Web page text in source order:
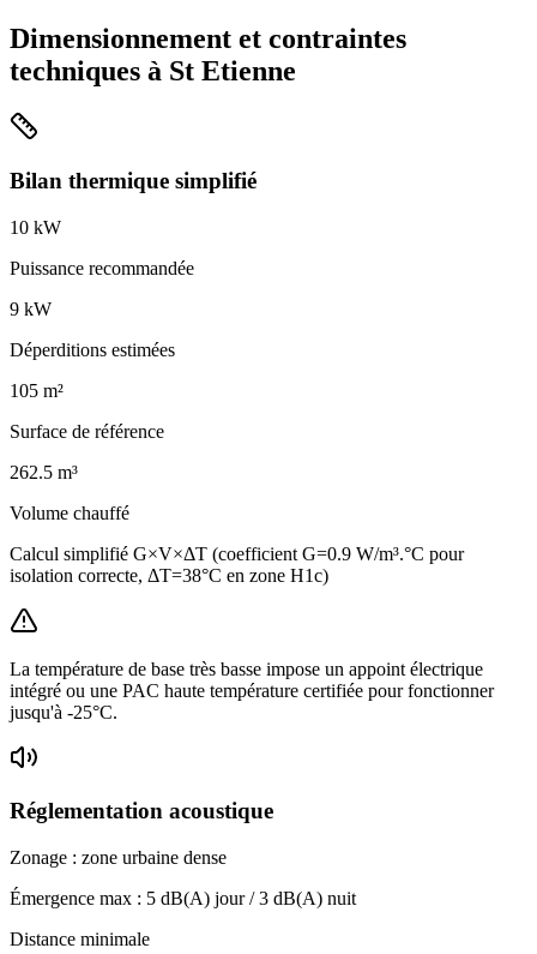
Dimensionnement et contraintes
techniques à St Etienne
Bilan thermique simplifié
10 kW
Puissance recommandée
9 kW
Déperditions estimées
105 m²
Surface de référence
262.5 m³
Volume chauffé
Calcul simplifié G×V×ΔT (coefficient G=0.9 W/m³.°C pour
isolation correcte, ΔT=38°C en zone H1c)
La température de base très basse impose un appoint électrique
intégré ou une PAC haute température certifiée pour fonctionner
jusqu'à -25°C.
Réglementation acoustique
Zonage : zone urbaine dense
Émergence max : 5 dB(A) jour /3 dB(A) nuit
Distance minimale